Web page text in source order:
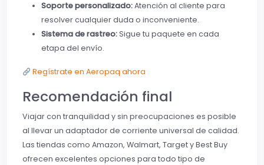
Soporte personalizado:Atención al cliente para
resolver cualquier duda o inconveniente.
Sistema de rastreo:Sigue tu paquete en cada
etapa del envío.
Regístrate en Aeropaq ahora
Recomendación final
Viajar con tranquilidad y sin preocupaciones es posible
al llevar un adaptador de corriente universal de calidad.
Las tiendas como Amazon, Walmart, Target y Best Buy
ofrecen excelentes opciones para todo tipo de